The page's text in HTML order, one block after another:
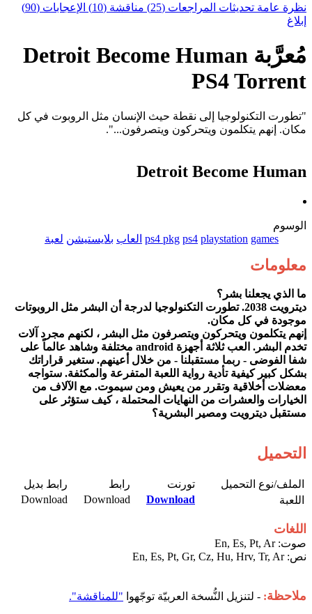
نظرة عامة تحديثات المراجعات (25) مناقشة (10)
الإعجابات (90)
إبلاغ
مُعرَّبة Detroit Become Human
PS4 Torrent
"تطورت التكنولوجيا إلى نقطة حيث الإنسان مثل الروبوت في كل
مكان. إنهم يتكلمون ويتحركون ويتصرفون...".
Detroit Become Human
الوسوم
games
playstation
ps4
ps4 pkg العاب بلايستيشن لعبة
معلومات
ما الذي يجعلنا بشر؟
ديترويت 2038. تطورت التكنولوجيا لدرجة أن البشر مثل الروبوتات
موجودة في كل مكان.
إنهم يتكلمون ويتحركون ويتصرفون مثل البشر ، لكنهم مجرد آلات
تخدم البشر. العب ثلاثة أجهزة android مختلفة وشاهد عالماً على
شفا الفوضى - ربما مستقبلنا - من خلال أعينهم. ستغير قراراتك
بشكل كبير كيفية تأدية رواية اللعبة المتفرعة والمكثفة. ستواجه
معضلات أخلاقية وتقرر من يعيش ومن سيموت. مع الآلاف من
الخيارات والعشرات من النهايات المحتملة ، كيف ستؤثر على
مستقبل ديترويت ومصير البشرية؟
التحميل
الملف/نوع التحميل​ تورنت​ رابط​
رابط بديل​
اللعبة​
Download
Download​
Download​
اللغات
صوت: En, Es, Pt, Ar
نص: En, Es, Pt, Gr, Cz, Hu, Hrv, Tr, Ar
ملاحظة: - لتنزيل النُّسخة العربيّة توجّهوا "للمناقشة".